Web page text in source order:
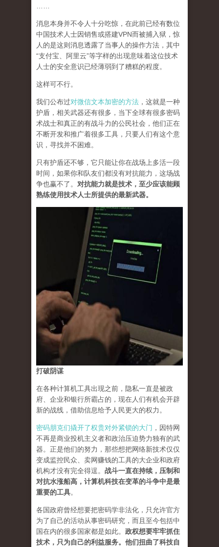
消息本身并不令人十分吃惊，在此前已经有数位
中国技术人士因销售或搭建VPN而被捕入狱，惊
人的是这则消息透露了当事人的操作方法，其中
“支付宝、阿里云”等字样的出现意味着这位技术
人士的安全意识已经薄弱到了糟糕的程度。
这样可不行。
我们公布过对微信文本加密的方法 ，这就是一种
护盾，相关武器还有很多，当下全球有很多密码
术战士和真正的有战斗力的公民社会，他们正在
不断开发和推广着很多工具，只要人们有这个意
识，寻找并不困难。
只有护盾还不够，它只能让你在战场上多活一段
时间，如果你和队友们都没有对抗能力，这场战
争也赢不了。 对抗能力就是技术，至少应该能顾
熟练使用技术人士所提供的最新武器。
打破阴谋
在各种计算机工具出现之前，隐私一直是被政
府、企业和银行所霸占的，现在人们有机会开辟
新的战线，借助信息给予人民更大的权力。
密码朋克们撬开了权贵对外紧锁的大门 ，因特网
不再是商业投机主义者和政治压迫势力独有的武
器。正是他们的努力，那些想把网络新技术仅仅
变成监控民众、卖网赚钱的工具的大企业和政府
机构才没有完全得逞。 战斗一直在持续，压制和
对抗水涨船高，计算机科技在变革的斗争中是最
重要的工具。
各国政府曾经想要把密码学非法化，只允许官方
为了自己的活动从事密码研究，而且至今包括中
国在内的很多国家都是如此。 政权想要牢牢抓住
技术，只为自己的利益服务。他们扭曲了科技自